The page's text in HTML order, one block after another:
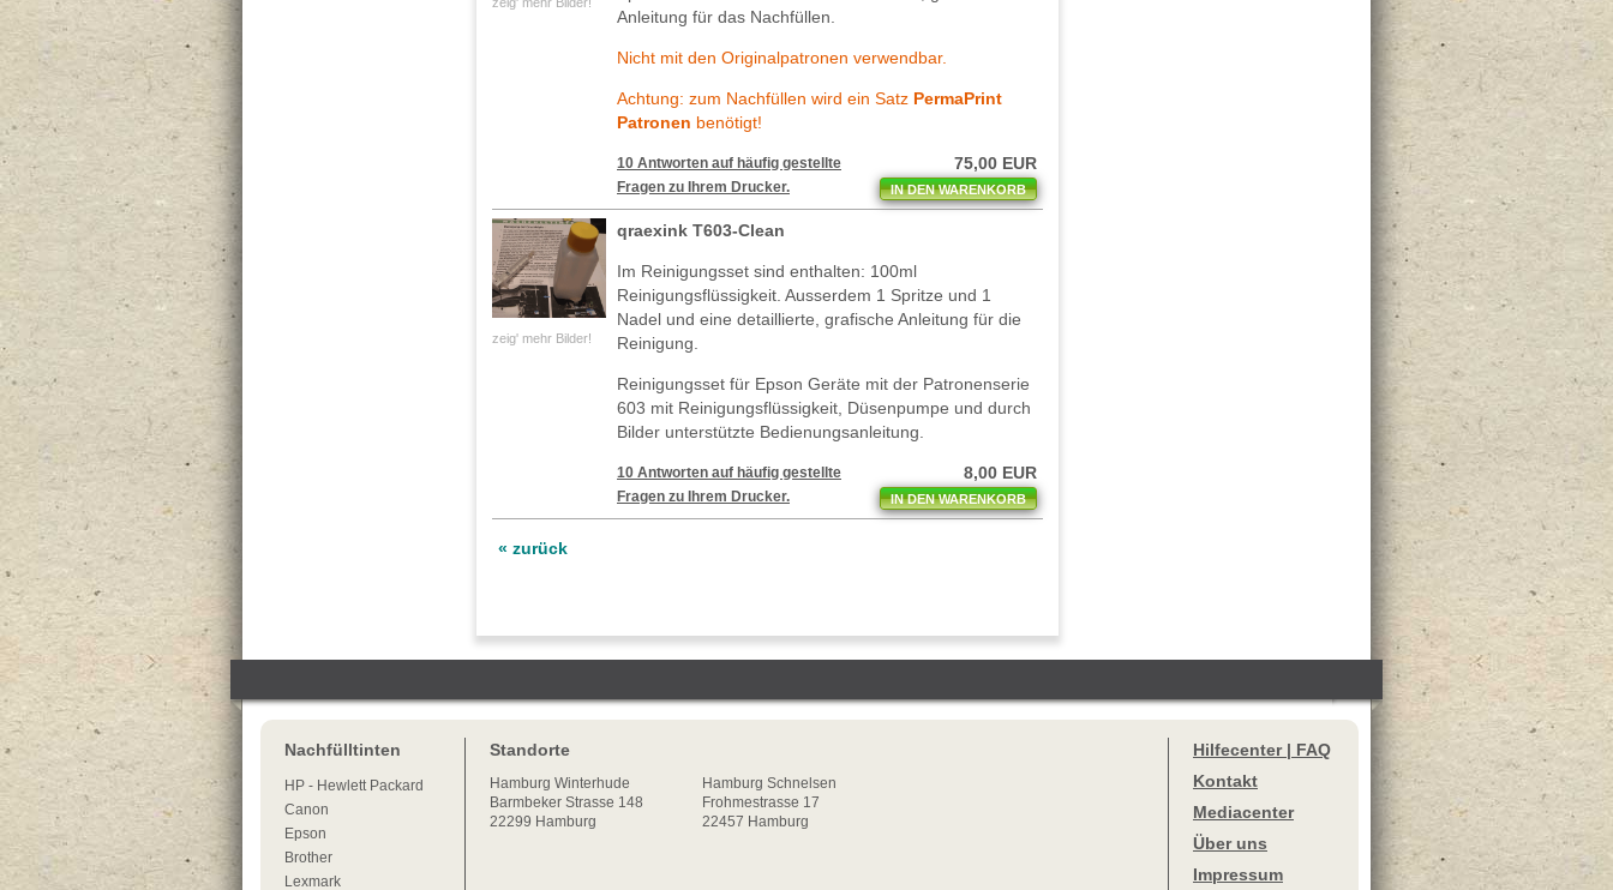
Anleitung für das Nachfüllen.
Nicht mit den Originalpatronen verwendbar.
Achtung: zum Nachfüllen wird ein Satz PermaPrint
Patronen benötigt!
10 Antworten auf häufig gestellte
Fragen zu Ihrem Drucker.
75,00 EUR
IN DEN WARENKORB
zeig' mehr Bilder!
qraexink T603-Clean
Im Reinigungsset sind enthalten: 100ml
Reinigungsflüssigkeit. Ausserdem 1 Spritze und 1
Nadel und eine detaillierte, grafische Anleitung für die
Reinigung.
Reinigungsset für Epson Geräte mit der Patronenserie
603 mit Reinigungsflüssigkeit, Düsenpumpe und durch
Bilder unterstützte Bedienungsanleitung.
10 Antworten auf häufig gestellte
Fragen zu Ihrem Drucker.
8,00 EUR
IN DEN WARENKORB
« zurück
Nachfülltinten
HP - Hewlett Packard
Canon
Epson
Brother
Lexmark
Standorte
Hamburg Winterhude
Barmbeker Strasse 148
22299 Hamburg
Hamburg Schnelsen
Frohmestrasse 17
22457 Hamburg
Hilfecenter | FAQ
Kontakt
Mediacenter
Über uns
Impressum